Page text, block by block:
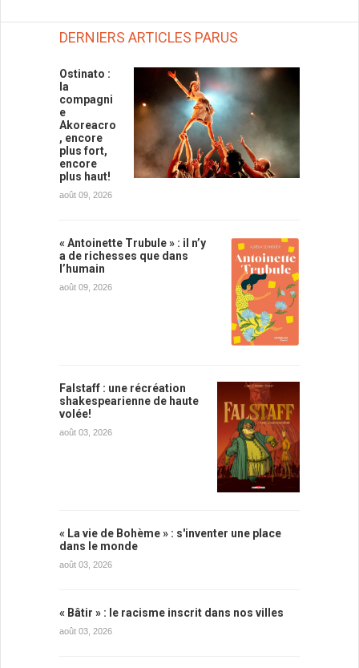
DERNIERS ARTICLES PARUS
Ostinato :
la
compagni
e
Akoreacro
, encore
plus fort,
encore
plus haut!
août 09, 2026
« Antoinette Trubule » : il n’y
a de richesses que dans
l’humain
août 09, 2026
Falstaff : une récréation
shakespearienne de haute
volée!
août 03, 2026
« La vie de Bohème » : s'inventer une place
dans le monde
août 03, 2026
« Bâtir » : le racisme inscrit dans nos villes
août 03, 2026